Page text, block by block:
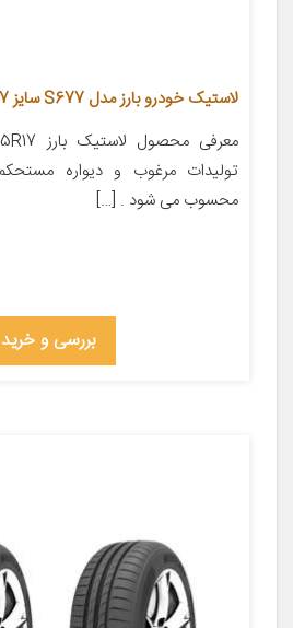
لاستیک خودرو بارز مدل S677 سایز 225/65R17 – دو حلقه
تولیدات مرغوب و دیواره
محسوب می شود . […]
بررسی و خرید